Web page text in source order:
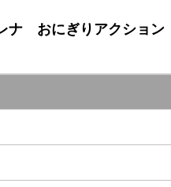
ナ おにぎりアクショ